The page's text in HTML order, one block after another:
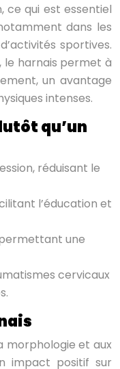
ce qui est essentiel
dans les
sportives.
le harnais permet à
un avantage
intenses.
qu’un
réduisant le
l’éducation et
une
cervicaux
morphologie et aux
impact positif sur